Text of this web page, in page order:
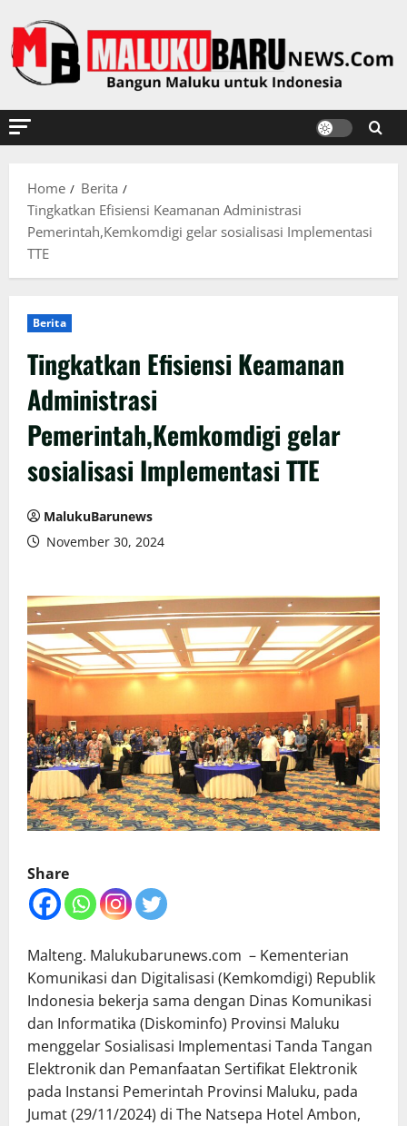
to
content
Home
Berita
Tingkatkan Efisiensi Keamanan Administrasi
Pemerintah,Kemkomdigi gelar sosialisasi Implementasi
TTE
Berita
Tingkatkan Efisiensi Keamanan
Administrasi
Pemerintah,Kemkomdigi gelar
sosialisasi Implementasi TTE
MalukuBarunews
November 30, 2024
Share
Malteng. Malukubarunews.com – Kementerian
Komunikasi dan Digitalisasi (Kemkomdigi) Republik
Indonesia bekerja sama dengan Dinas Komunikasi
dan Informatika (Diskominfo) Provinsi Maluku
menggelar Sosialisasi Implementasi Tanda Tangan
Elektronik dan Pemanfaatan Sertifikat Elektronik
pada Instansi Pemerintah Provinsi Maluku, pada
Jumat (29/11/2024) di The Natsepa Hotel Ambon,